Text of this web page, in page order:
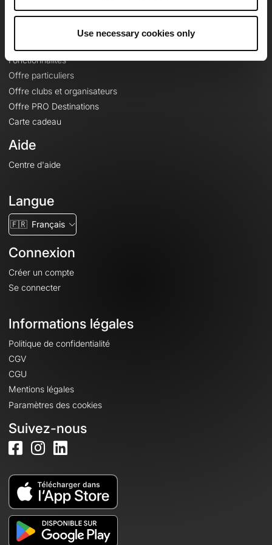
Use necessary cookies only
Fonctionnalités
Offre particuliers
Offre clubs et organisateurs
Offre PRO Destinations
Carte cadeau
Aide
Centre d'aide
Langue
🇫🇷 Français
Connexion
Créer un compte
Se connecter
Informations légales
Politique de confidentialité
CGV
CGU
Mentions légales
Paramètres des cookies
Suivez-nous